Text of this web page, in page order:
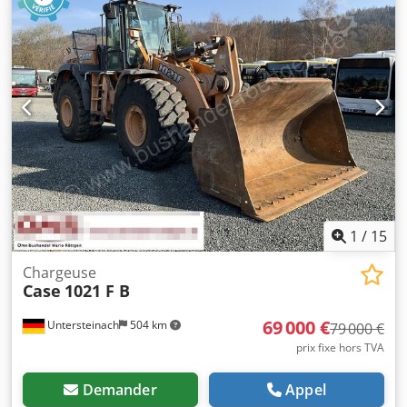
de protection de la cabine, côté avant - Lame de
terrassement (rabattable hydrauliquement) Nous vous
proposons également notre aide pour le financement/le
leasing, grâce à nos partenaires. Djdpfxjzhyrms Apcjkr
Toutes les informations sont données sans garantie. Sous
réserve d’erreurs et de modifications.
1 / 15
Untersteinach 504 km
Chargeuse
Case 1021 F B
69 000 €79 000 €
prix fixe hors TVA
Demander Appel